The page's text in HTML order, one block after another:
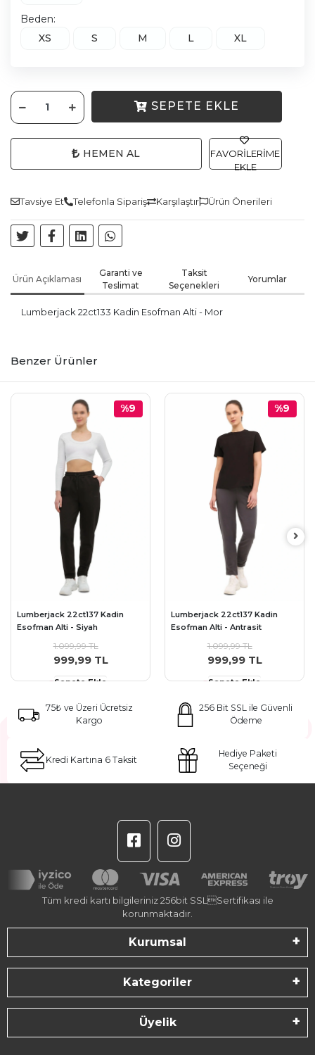
Beden:
XS
S M L XL
SEPETE EKLE
HEMEN AL
FAVORILERIME
EKLE
Tavsiye Et Telefonla Sipariş Karşılaştır Ürün Önerileri
Ürün Açıklaması
Garanti ve
Teslimat
Taksit
Seçenekleri
Yorumlar
Lumberjack 22ct133 Kadin Esofman Alti - Mor
Benzer Ürünler
%9
Lumberjack 22ct137 Kadin
Esofman Alti - Siyah
1.099,99 TL
999,99 TL
Sepete Ekle
%9
Lumberjack 22ct137 Kadin
Esofman Alti - Antrasit
1.099,99 TL
999,99 TL
Sepete Ekle
75₺ ve Üzeri Ücretsiz
Kargo
256 Bit SSL ile Güvenli
Ödeme
Kredi Kartına 6 Taksit
Hediye Paketi
Seçeneği
Tüm kredi kartı bilgileriniz 256bit SSLSertifikası ile
korunmaktadır.
Kurumsal
Kategoriler
Üyelik